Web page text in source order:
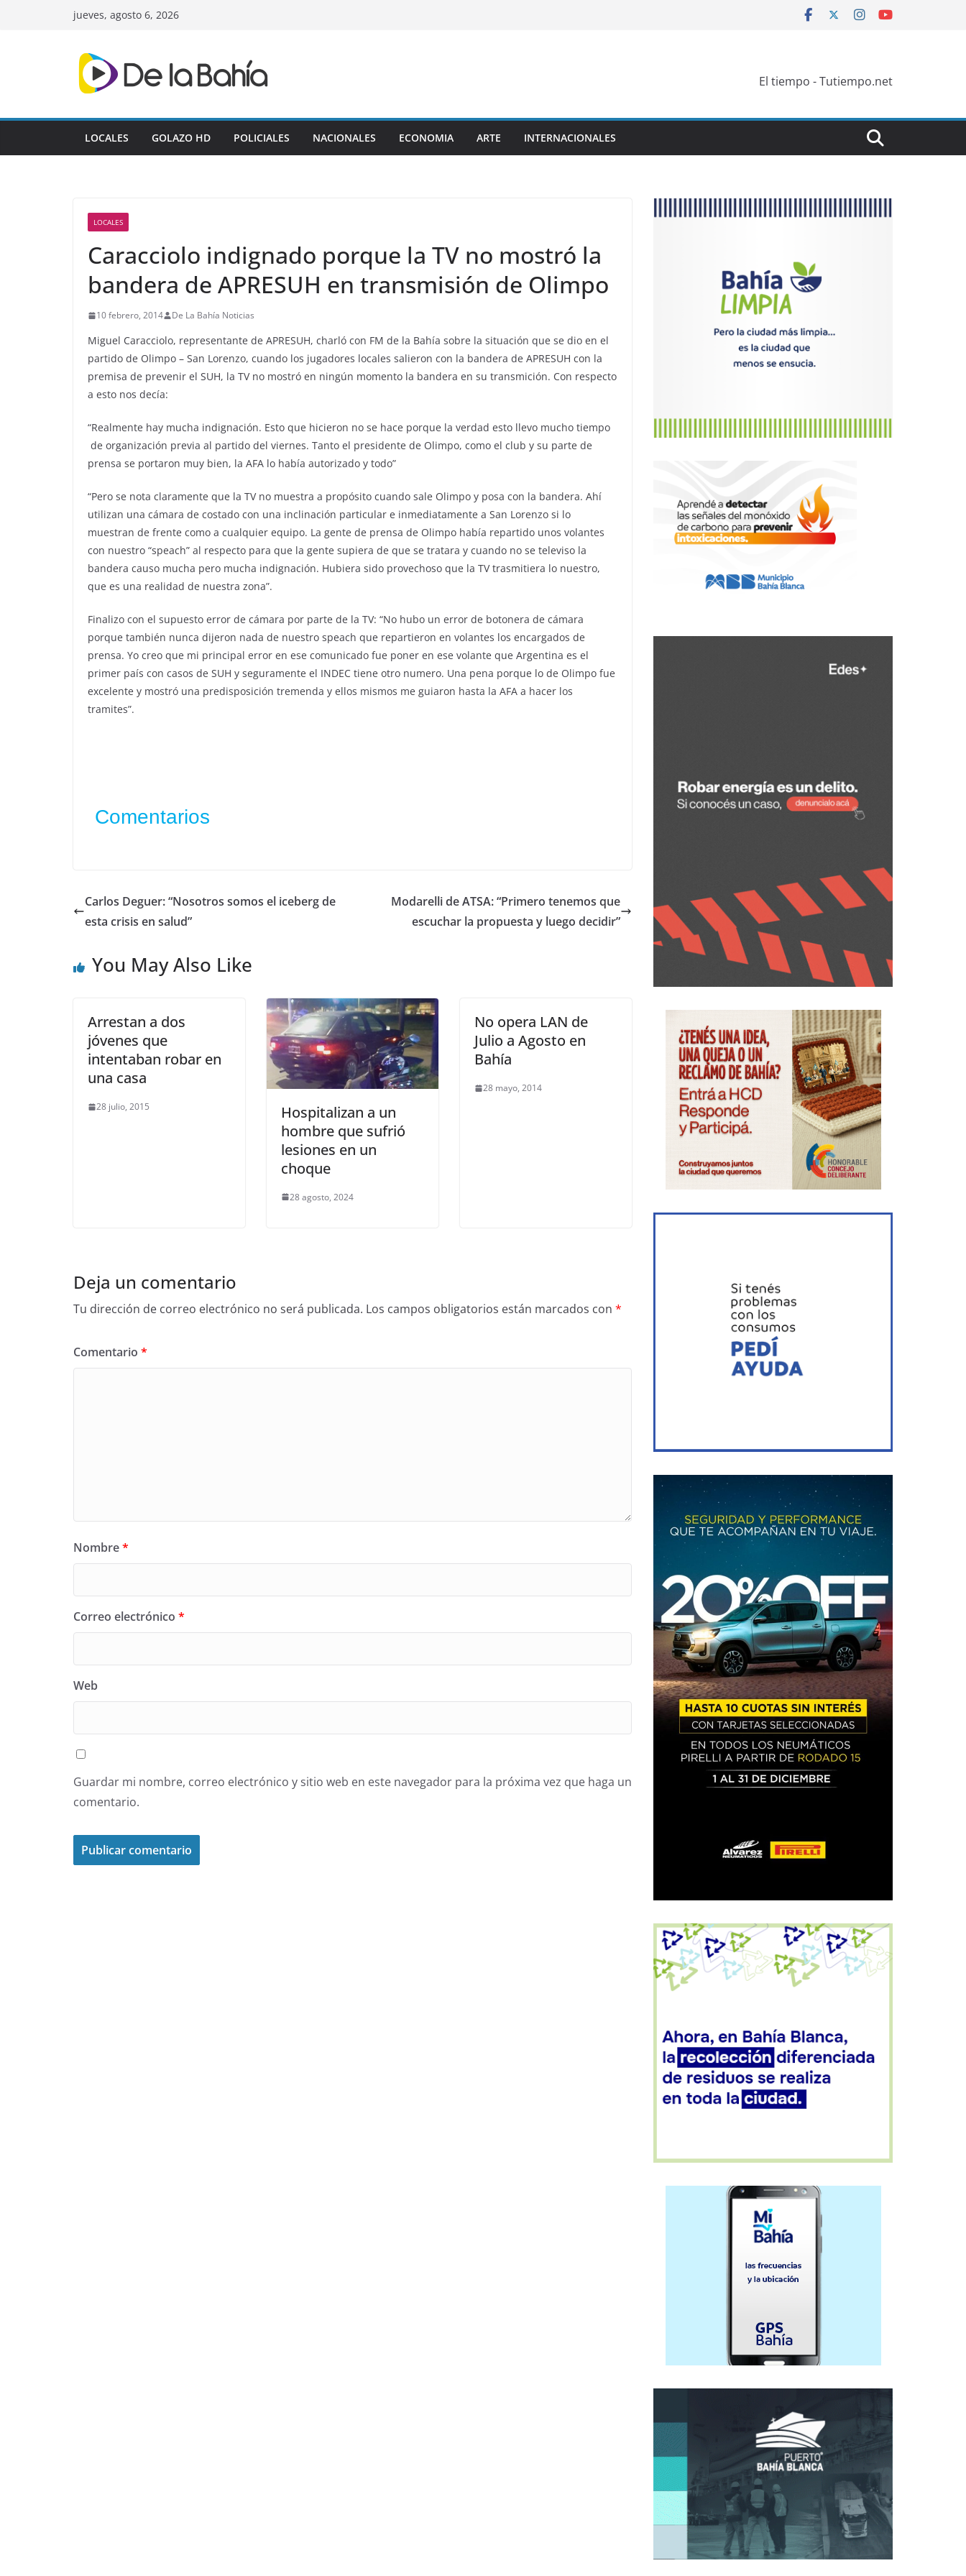
jueves, agosto 6, 2026
El tiempo - Tutiempo.net
LOCALES GOLAZO HD POLICIALES NACIONALES ECONOMIA ARTE INTERNACIONALES
LOCALES
Caracciolo indignado porque la TV no mostró la
bandera de APRESUH en transmisión de Olimpo
10 febrero, 2014 De La Bahía Noticias
Miguel Caracciolo, representante de APRESUH, charló con FM de la Bahía sobre la situación que se dio en el
partido de Olimpo – San Lorenzo, cuando los jugadores locales salieron con la bandera de APRESUH con la
premisa de prevenir el SUH, la TV no mostró en ningún momento la bandera en su transmición. Con respecto
a esto nos decía:
“Realmente hay mucha indignación. Esto que hicieron no se hace porque la verdad esto llevo mucho tiempo
de organización previa al partido del viernes. Tanto el presidente de Olimpo, como el club y su parte de
prensa se portaron muy bien, la AFA lo había autorizado y todo”
“Pero se nota claramente que la TV no muestra a propósito cuando sale Olimpo y posa con la bandera. Ahí
utilizan una cámara de costado con una inclinación particular e inmediatamente a San Lorenzo si lo
muestran de frente como a cualquier equipo. La gente de prensa de Olimpo había repartido unos volantes
con nuestro “speach” al respecto para que la gente supiera de que se tratara y cuando no se televiso la
bandera causo mucha pero mucha indignación. Hubiera sido provechoso que la TV trasmitiera lo nuestro,
que es una realidad de nuestra zona”.
Finalizo con el supuesto error de cámara por parte de la TV: “No hubo un error de botonera de cámara
porque también nunca dijeron nada de nuestro speach que repartieron en volantes los encargados de
prensa. Yo creo que mi principal error en ese comunicado fue poner en ese volante que Argentina es el
primer país con casos de SUH y seguramente el INDEC tiene otro numero. Una pena porque lo de Olimpo fue
excelente y mostró una predisposición tremenda y ellos mismos me guiaron hasta la AFA a hacer los
tramites”.
Comentarios
Carlos Deguer: “Nosotros somos el iceberg de
esta crisis en salud”
Modarelli de ATSA: “Primero tenemos que
escuchar la propuesta y luego decidir”
You May Also Like
Arrestan a dos
jóvenes que
intentaban robar en
una casa
28 julio, 2015
Hospitalizan a un
hombre que sufrió
lesiones en un
choque
28 agosto, 2024
No opera LAN de
Julio a Agosto en
Bahía
28 mayo, 2014
Deja un comentario
Tu dirección de correo electrónico no será publicada. Los campos obligatorios están marcados con *
Comentario *
Nombre*
Correo electrónico *
Web
Guardar mi nombre, correo electrónico y sitio web en este navegador para la próxima vez que haga un
comentario.